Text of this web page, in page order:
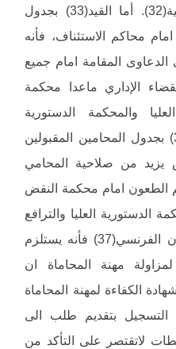
لها فضلاً عن المحاكم الجزئية(32). أما القيد(33) بجدول
محاكم الاستئناف، فأنه
المقامة امام جميع
الإداري ماعدا محكمة
والمحكمة الدستورية
العليا(34) واخيرا فأن القيد(35) بجدول المحامين المقبولين
يزيد من صلاحية المحامي
الطعون امام محكمة النقض
الدستورية العليا والترافع
امامها(36). واما موقف القانون الفرنسي(37) فأنه يستلزم
مهنة المحاماة ان
التسجيل بتقديم طلب الى
لاتقتصر على التأكد من